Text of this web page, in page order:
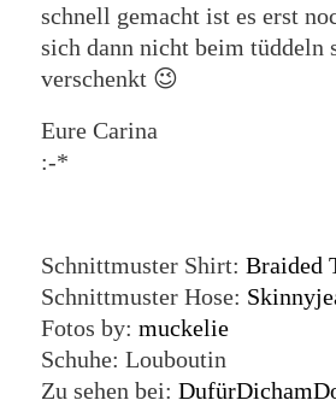
schnell gemacht ist es erst
sich dann nicht beim tüddeln
verschenkt 😉
Eure Carina
:-*
Schnittmuster Shirt: Braided
Schnittmuster Hose:
Fotos by: muckelie
Schuhe: Louboutin
Zu sehen bei: